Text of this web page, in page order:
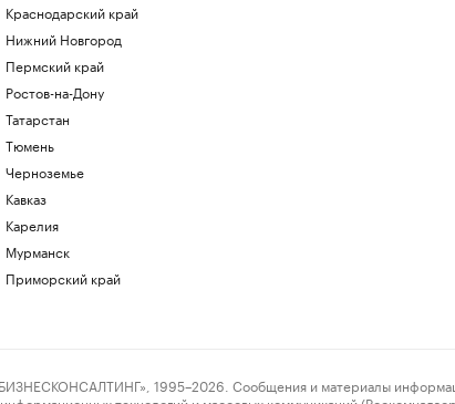
Краснодарский край
Нижний Новгород
Пермский край
Ростов-на-Дону
Татарстан
Тюмень
Черноземье
Кавказ
Карелия
Мурманск
Приморский край
1995–2026. Сообщения и материалы